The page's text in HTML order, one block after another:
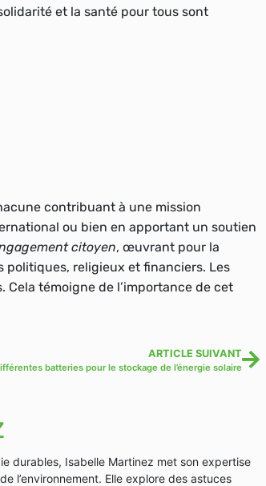
et la santé pour tous sont
contribuant à une mission
ou bien en apportant un soutien
citoyen, œuvrant pour la
politiques, religieux et financiers. Les
témoigne de l’importance de cet
ARTICLE SUIVANT
batteries pour le stockage de l’énergie solaire
durables, Isabelle Martinez met son expertise
l’environnement. Elle explore des astuces